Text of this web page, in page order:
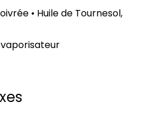
• Huile de Tournesol,